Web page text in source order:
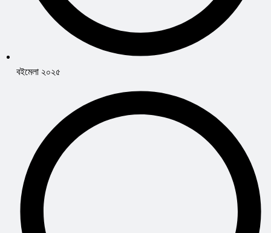
বইমেলা ২০২৫